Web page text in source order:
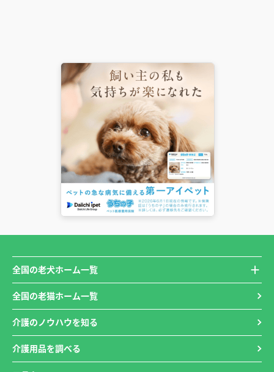
全国の老犬ホーム一覧
全国の老猫ホーム一覧
介護のノウハウを知る
介護用品を調べる